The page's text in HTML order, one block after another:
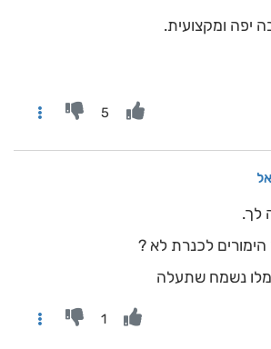
יפה ומקצועית.
5
לך.
לכנרת לא ?
נשמח שתעלה
1